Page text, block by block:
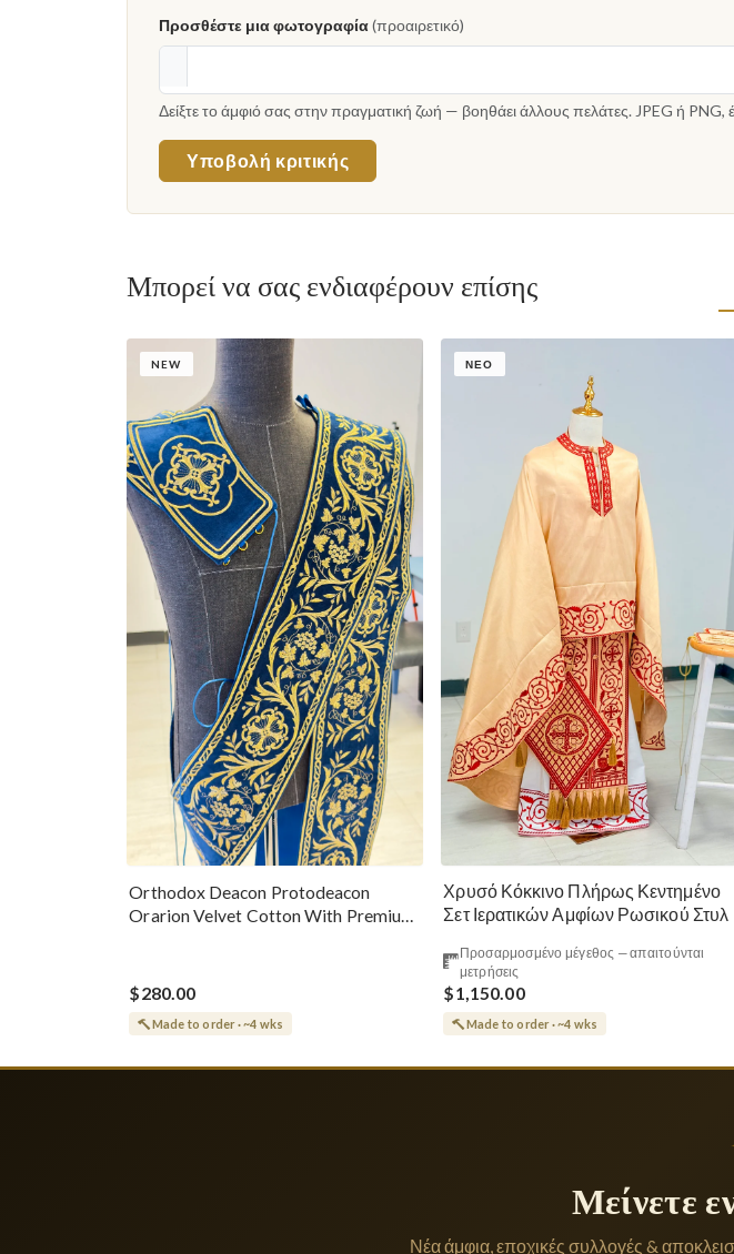
Προσθέστε μια φωτογραφία(προαιρετικό)
Δείξτε το άμφιό σας στην πραγματική ζωή — βοηθάει άλλους πελάτες. JPEG ή PNG,
Υποβολή κριτικής
Μπορεί να σας ενδιαφέρουν επίσης
NEW
Orthodox Deacon Protodeacon
Orarion Velvet Cotton With Premium
$280.00
Made to order · ~4 wks
ΝΈΟ
Χρυσό Κόκκινο Πλήρως Κεντημένο
Σετ Ιερατικών Αμφίων Ρωσικού Στυλ
Προσαρμοσμένο μέγεθος — απαιτούνται
μετρήσεις
$1,150.00
Made to order · ~4 wks
Μείνετε
Νέα άμφια, εποχικές συλλογές &